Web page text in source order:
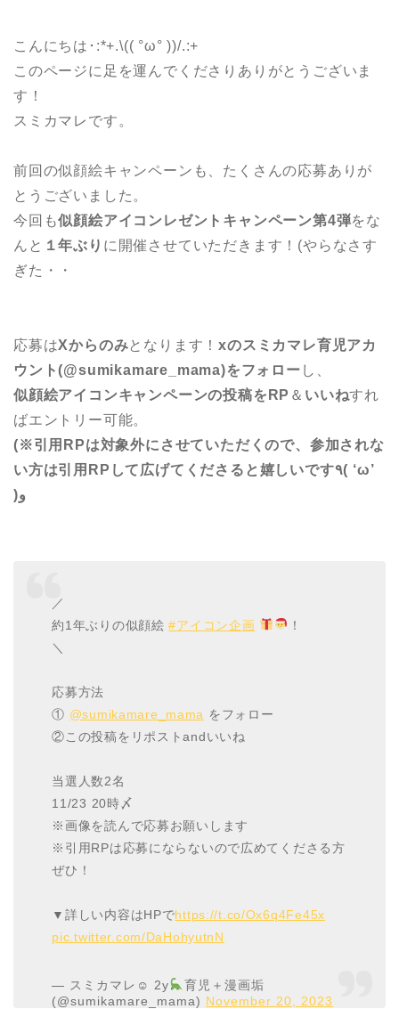
こんにちは･:*+.\(( °ω° ))/.:+
このページに足を運んでくださりありがとうございま
す！
スミカマレです。
前回の似顔絵キャンペーンも、たくさんの応募ありが
とうございました。
今回も似顔絵アイコンレゼントキャンペーン第4弾をな
んと １年ぶり に開催させていただきます！(やらなさす
ぎた・・
応募はXからのみとなります！xのスミカマレ育児アカ
ウント(@sumikamare_mama)をフォロー し、
似顔絵アイコンキャンペーンの投稿をRP ＆ いいねすれ
ばエントリー可能。
(※引用RPは対象外にさせていただくので、参加されな
い方は引用RPして広げてくださると嬉しいです٩( ‘ω’
)و
／
約1年ぶりの似顔絵#アイコン企画
！
＼
応募方法
① @sumikamare_mama をフォロー
②この投稿をリポストandいいね
当選人数2名
11/23 20時〆
※画像を読んで応募お願いします
※引用RPは応募にならないので広めてくださる方
ぜひ！
▼詳しい内容はHPでhttps://t.co/Ox6q4Fe45x
pic.twitter.com/DaHohyutnN
— スミカマレ☺︎ 2y
育児＋漫画垢
(@sumikamare_mama) November 20, 2023